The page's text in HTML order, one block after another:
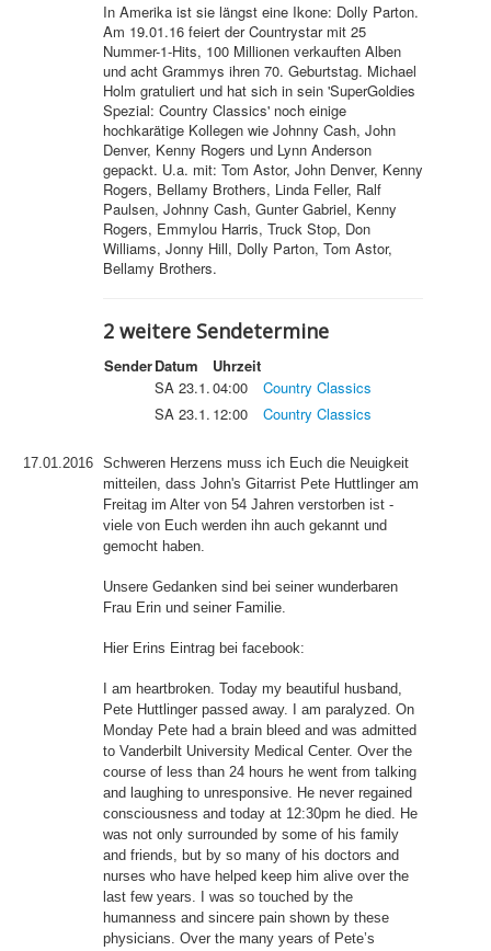
In Amerika ist sie längst eine Ikone: Dolly Parton.
Am 19.01.16 feiert derCountrystar mit 25
Nummer-1-Hits, 100 Millionen verkauften Alben
und acht Grammys ihren 70. Geburtstag. Michael
Holm gratuliert und hat sich in sein 'SuperGoldies
Spezial: Country Classics' noch einige
hochkarätige Kollegen wie Johnny Cash, John
Denver, Kenny Rogers und Lynn Anderson
gepackt. U.a. mit: Tom Astor, John Denver, Kenny
Rogers, Bellamy Brothers, Linda Feller, Ralf
Paulsen, Johnny Cash, Gunter Gabriel, Kenny
Rogers, Emmylou Harris, Truck Stop, Don
Williams, Jonny Hill, Dolly Parton, Tom Astor,
Bellamy Brothers.
2 weitere Sendetermine
SenderDatum
Uhrzeit
SA 23.1.04:00
Country Classics
SA 23.1. 12:00 Country Classics
17.01.2016 Schweren Herzens muss ich Euch die Neuigkeit
mitteilen, dass John's Gitarrist Pete Huttlinger am
Freitag im Alter von 54 Jahren verstorben ist -
viele von Euch werden ihn auch gekannt und
gemocht haben.
Unsere Gedanken sind bei seiner wunderbaren
Frau Erin und seiner Familie.
Hier Erins Eintrag bei facebook:
I am heartbroken. Today my beautiful husband,
Pete Huttlinger passed away. I am paralyzed. On
Monday Pete had a brain bleed and was admitted
to Vanderbilt University Medical Center. Over the
course of less than 24 hours he went from talking
and laughing to unresponsive. He never regained
consciousness and today at 12:30pm he died. He
was not only surrounded by some of his family
and friends, but by so many of his doctors and
nurses who have helped keep him alive over the
last few years. I was so touched by the
humanness and sincere pain shown by these
physicians. Over the many years of Pete’s